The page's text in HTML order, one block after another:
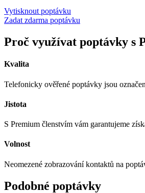
Vytisknout poptávku
Zadat zdarma poptávku
Proč využívat poptávky s
Kvalita
Telefonicky ověřené poptávky jsou
Jistota
S Premium členstvím vám garantujeme
Volnost
Neomezené zobrazování kontaktů na
Podobné poptávky